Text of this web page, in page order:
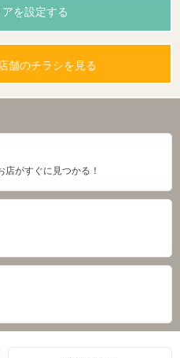
を設定する
舗のチラシを見る
がすぐに見つかる！